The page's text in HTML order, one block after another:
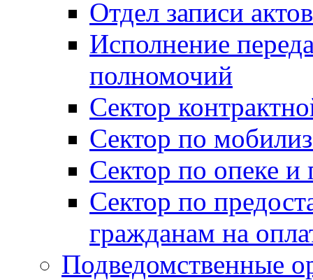
Отдел записи
Исполнение
полномочий
Сектор
Сектор по
Сектор по опеке и
Сектор по
гражданам на
Подведомственные